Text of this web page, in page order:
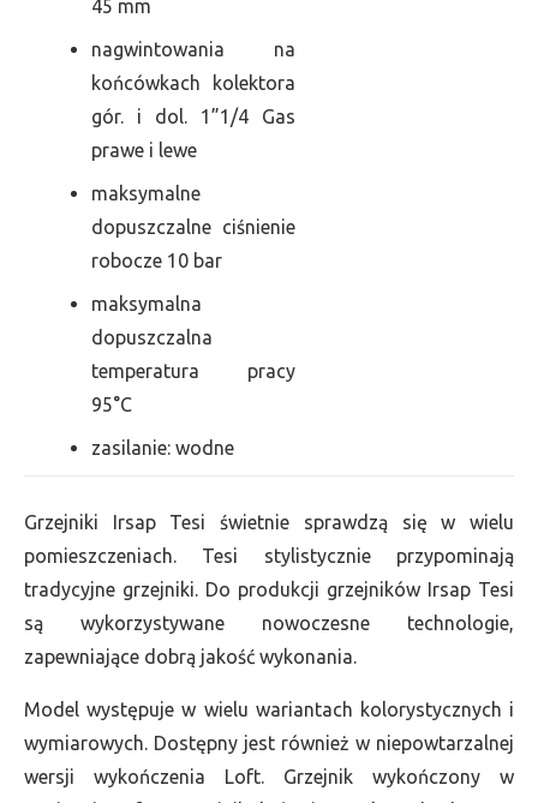
45 mm
nagwintowania na
końcówkach kolektora
gór. i dol. 1”1/4 Gas
prawe i lewe
maksymalne
dopuszczalne ciśnienie
robocze 10 bar
maksymalna
dopuszczalna
temperatura pracy
95°C
zasilanie: wodne
Grzejniki Irsap Tesi świetnie sprawdzą się w wielu
pomieszczeniach. Tesi stylistycznie przypominają
tradycyjne grzejniki. Do produkcji grzejników Irsap Tesi
są wykorzystywane nowoczesne technologie,
zapewniające dobrą jakość wykonania.
Model występuje w wielu wariantach kolorystycznych i
wymiarowych. Dostępny jest również w niepowtarzalnej
wersji wykończenia Loft. Grzejnik wykończony w